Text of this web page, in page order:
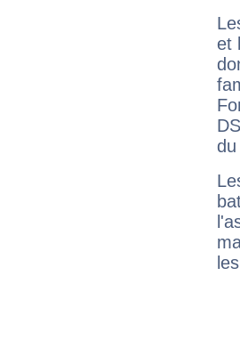
et